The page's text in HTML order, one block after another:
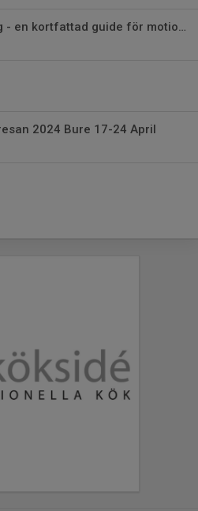
Börja träna cykling - en kortfattad guide för motionärer.
2024 Bure 17-24 April